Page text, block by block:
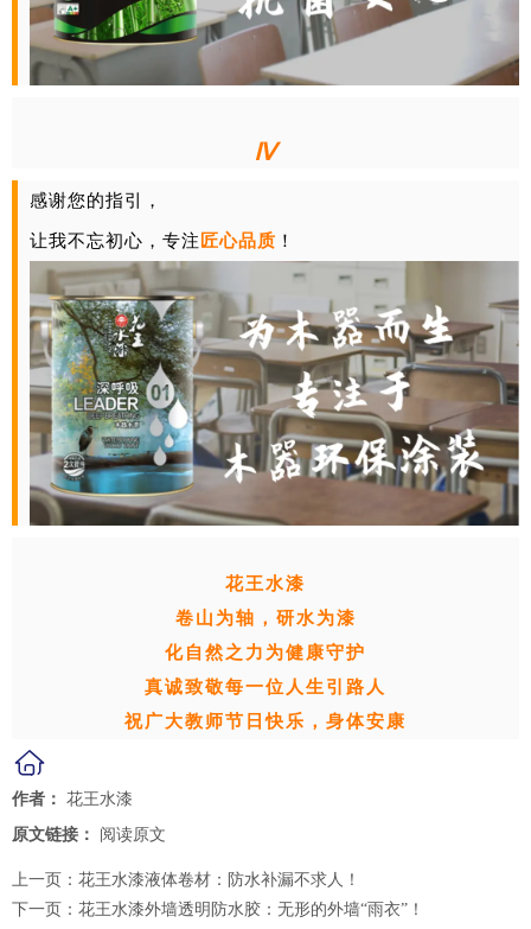
Ⅳ
感谢您的指引，
让我不忘初心，专注 匠心品质 ！
花王水漆
卷山为轴，研水为漆
化自然之力为健康守护
真诚致敬每一位人生引路人
祝广大教师节日快乐，身体安康
作者： 花王水漆
原文链接：
阅读原文
上一页： 花王水漆液体卷材：防水补漏不求人！
下一页： 花王水漆外墙透明防水胶：无形的外墙“雨衣”！